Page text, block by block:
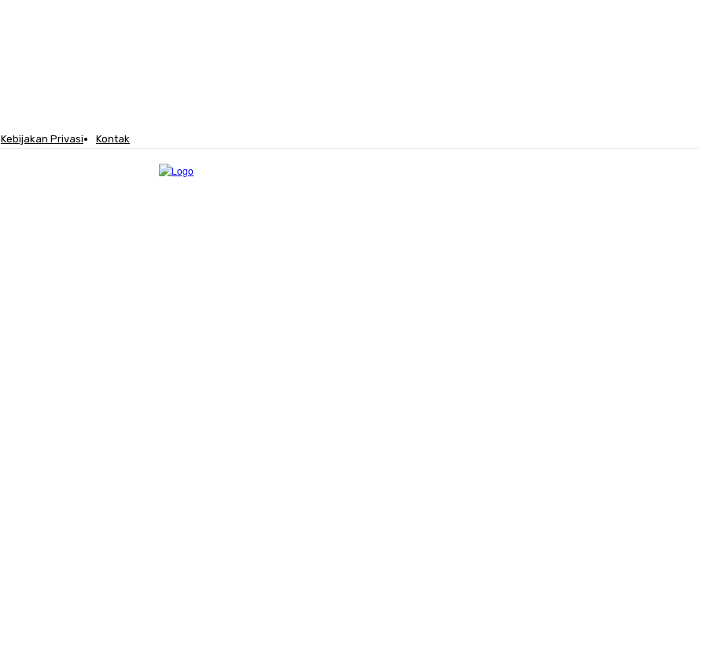
Kebijakan Privasi Kontak